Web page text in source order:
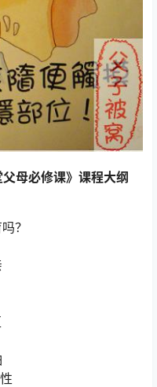
父母必修课》课程大纲
？